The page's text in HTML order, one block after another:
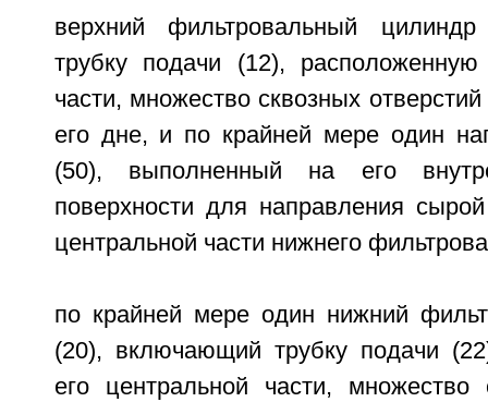
верхний фильтровальный
трубку подачи (12),
части, множество сквозных
его дне, и по крайней мере один
(50), выполненный на его
поверхности для направления
центральной части нижнего
по крайней мере один нижний
(20), включающий трубку подачи
его центральной части, множество